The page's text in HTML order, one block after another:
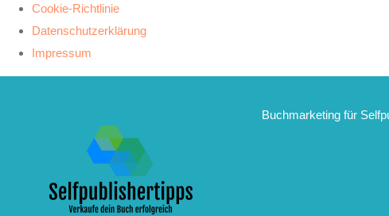
Cookie-Richtlinie
Datenschutzerklärung
Impressum
Buchmarketing für